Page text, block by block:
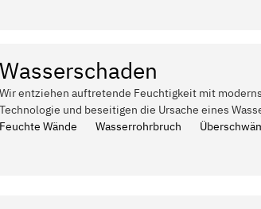
Wasserschaden
Wir entziehen auftretende Feuchtigkeit mit
Technologie und beseitigen die Ursache eines
Feuchte Wände
Wasserrohrbruch